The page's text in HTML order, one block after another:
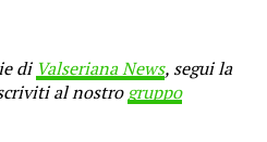
di Valseriana News, segui la
al nostrogruppo